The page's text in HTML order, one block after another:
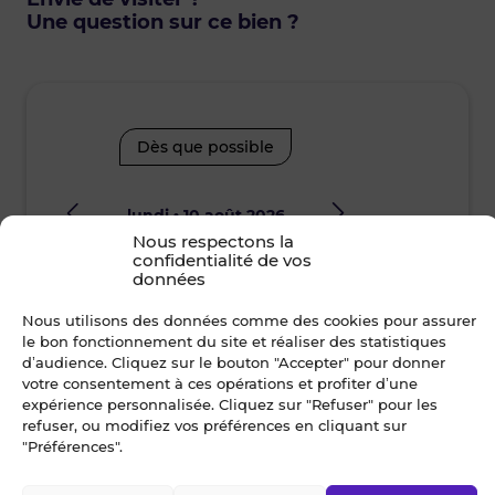
Nous respectons la
confidentialité de vos
données
Nous utilisons des données comme des cookies pour assurer
le bon fonctionnement du site et réaliser des statistiques
d’audience. Cliquez sur le bouton "Accepter" pour donner
votre consentement à ces opérations et profiter d’une
expérience personnalisée. Cliquez sur "Refuser" pour les
refuser, ou modifiez vos préférences en cliquant sur
"Préférences".
Une question sur ce bien ?
Dès que possible
lundi • 10 août 2026
Je suis disponible toute la journée
12h00 - 14h00 14h00 - 15h30
15h30 - 17h00 17h00 - 19h00
08h30 -
12h00 -
Nom *